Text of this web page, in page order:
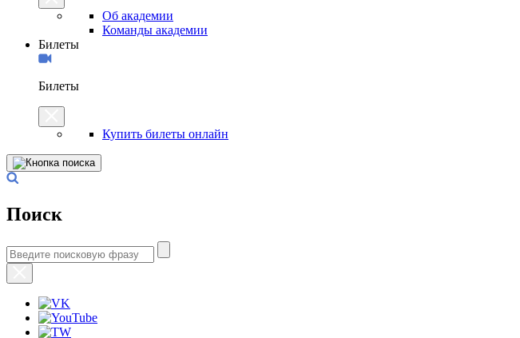
Об академии
Команды академии
Билеты
Билеты
Купить билеты онлайн
Поиск